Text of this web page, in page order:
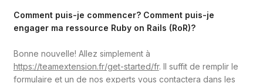
Comment puis-je commencer? Comment puis-je
engager ma ressource Ruby on Rails (RoR)?
Bonne nouvelle! Allez simplement à
https://teamextension.fr/get-started/fr. Il suffit de remplir le
formulaire et un de nos experts vous contactera dans les